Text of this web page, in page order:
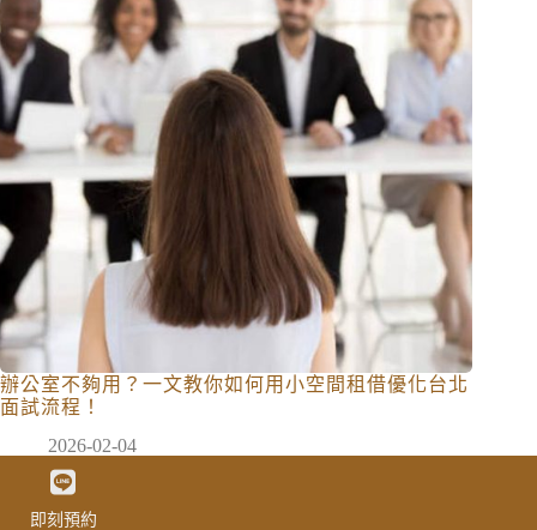
辦公室不夠用？一文教你如何用小空間租借優化台北
面試流程！
2026-02-04
即刻預約